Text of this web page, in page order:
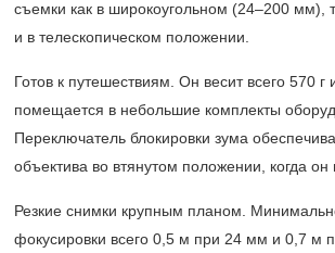
съемки как в широкоугольном (24–200 мм),
и в телескопическом положении.
Готов к путешествиям. Он весит всего 570 г
помещается в небольшие комплекты
Переключатель блокировки зума
объектива во втянутом положении, когда он
Резкие снимки крупным планом.
фокусировки всего 0,5 м при 24 мм и 0,7 м